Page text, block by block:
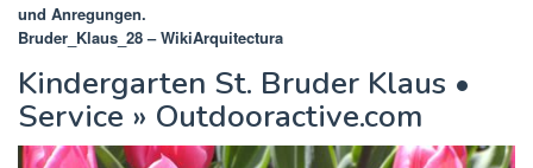
und Anregungen.
Bruder_Klaus_28 – WikiArquitectura
Kindergarten St. Bruder Klaus •
Service » Outdooractive.com